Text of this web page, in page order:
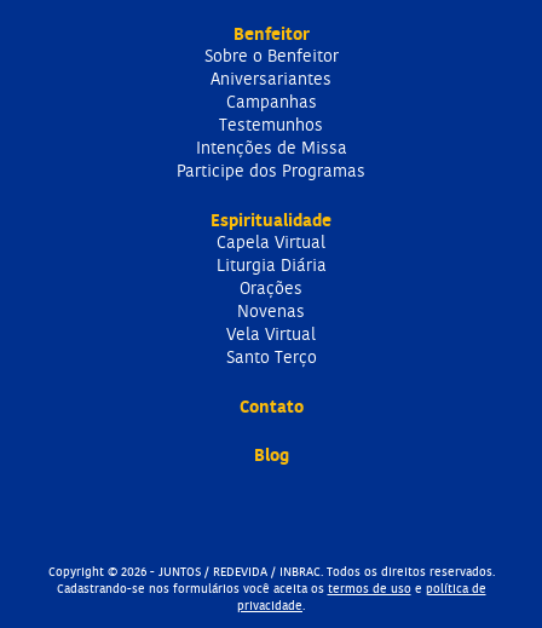
Benfeitor
Sobre o Benfeitor
Aniversariantes
Campanhas
Testemunhos
Intenções de Missa
Participe dos Programas
Espiritualidade
Capela Virtual
Liturgia Diária
Orações
Novenas
Vela Virtual
Santo Terço
Contato
Blog
Copyright © 2026 - JUNTOS / REDEVIDA / INBRAC. Todos os direitos reservados.
Cadastrando-se nos formulários você aceita ostermos de usoe política de
privacidade.